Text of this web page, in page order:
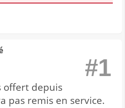
#1
offert depuis
pas remis en service.